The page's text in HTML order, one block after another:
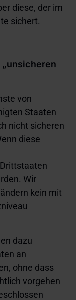
diese, der im
sichert.
von
Staaten
nicht sicheren
diese
Wir
kein mit
dazu
an
ohne dass
vorgehen